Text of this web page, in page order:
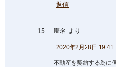
返信
匿名 より:
2020年2月28日 19:41
不動産を契約する為に